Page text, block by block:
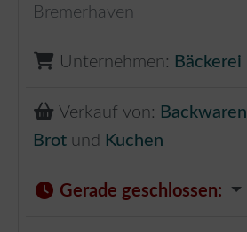
Bremerhaven
Unternehmen: Bäckerei
Verkauf von: Backwaren
Brot und Kuchen
Gerade geschlossen: